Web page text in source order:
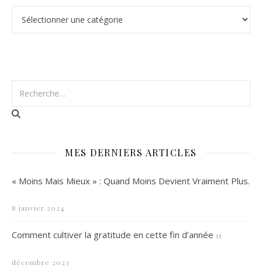
MES DERNIERS ARTICLES
« Moins Mais Mieux » : Quand Moins Devient Vraiment Plus.
8 janvier 2024
Comment cultiver la gratitude en cette fin d’année 15
décembre 2023